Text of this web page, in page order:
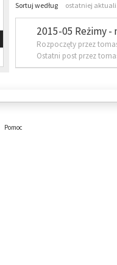
Sortuj według ostatniej
2015-05 Reżimy -
Rozpoczęty przez
Ostatni post przez
Pomoc